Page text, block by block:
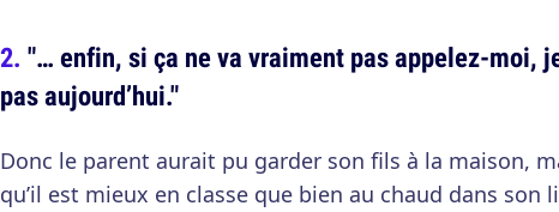
"… enfin, si ça ne va vraiment pas appelez-moi,
pas aujourd’hui."
Donc le parent aurait pu garder son fils à la maison,
qu’il est mieux en classe que bien au chaud dans son